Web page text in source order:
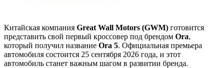
Китайская компания Great Wall Motors (GWM) готовится
представить свой первый кроссовер под брендом Ora,
который получил название Ora 5. Официальная премьера
автомобиля состоится 25 сентября 2026 года, и этот
автомобиль станет важным шагом в развитии бренда.